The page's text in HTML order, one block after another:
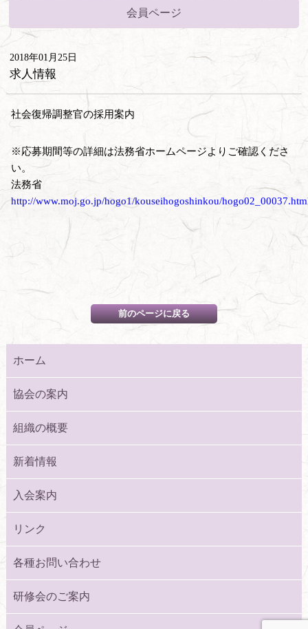
会員ページ
2018年01月25日
求人情報
社会復帰調整官の採用案内
※応募期間等の詳細は法務省ホームページよりご確認くださ
い。
法務省
http://www.moj.go.jp/hogo1/kouseihogoshinkou/
ホーム
協会の案内
組織の概要
新着情報
入会案内
リンク
各種お問い合わせ
研修会のご案内